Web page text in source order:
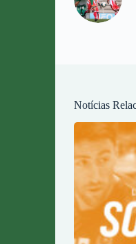
Notícias